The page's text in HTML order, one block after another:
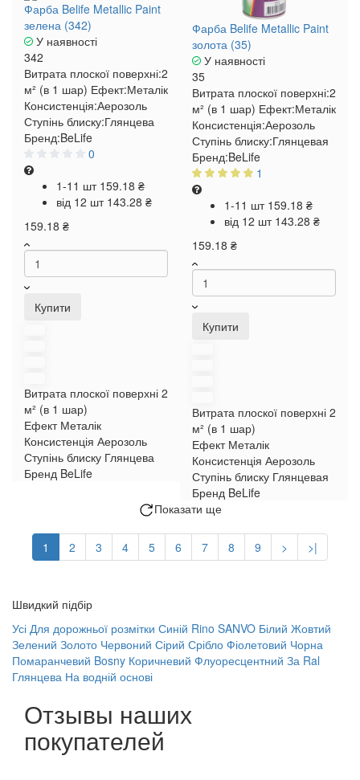
Фарба Belife Metallic Paint
зелена (342)
У наявності
342
Витрата плоскої поверхні:2
м² (в 1 шар) Ефект:Металік
Консистенція:Аерозоль
Ступінь блиску:Глянцева
Бренд:BeLife
0
1-11 шт 159.18 ₴
від 12 шт 143.28 ₴
159.18 ₴
Купити
Витрата плоскої поверхні 2
м² (в 1 шар)
Ефект Металік
Консистенція Аерозоль
Ступінь блиску Глянцева
Бренд BeLife
Фарба Belife Metallic Paint
золота (35)
У наявності
35
Витрата плоскої поверхні:2
м² (в 1 шар) Ефект:Металік
Консистенція:Аерозоль
Ступінь блиску:Глянцевая
Бренд:BeLife
1
1-11 шт 159.18 ₴
від 12 шт 143.28 ₴
159.18 ₴
Купити
Витрата плоскої поверхні 2
м² (в 1 шар)
Ефект Металік
Консистенція Аерозоль
Ступінь блиску Глянцевая
Бренд BeLife
Показати ще
1 2 3 4 5 6 7 8 9 > >|
Швидкий підбір
Усі Для дорожньої розмітки Синій Rino SANVO Білий Жовтий
Зелений Золото Червоний Сірий Срібло Фіолетовий Чорна
Помаранчевий Bosny Коричневий Флуоресцентний За Ral
Глянцева На водній основі
Отзывы наших
покупателей